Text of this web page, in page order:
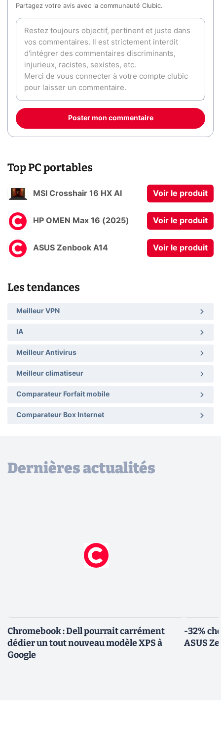
Partagez votre avis avec la communauté Clubic.
Poster mon commentaire
Top PC portables
MSI Crosshair 16 HX AI Voir le produit
HP OMEN Max 16 (2025) Voir le produit
ASUS Zenbook A14 Voir le produit
Les tendances
Meilleur VPN
IA
Meilleur Antivirus
Meilleur climatiseur
Comparateur Forfait mobile
Comparateur Box Internet
Dernières actualités
Chromebook : Dell pourrait carrément
dédier un tout nouveau modèle XPS à
Google
-32%
ASUS